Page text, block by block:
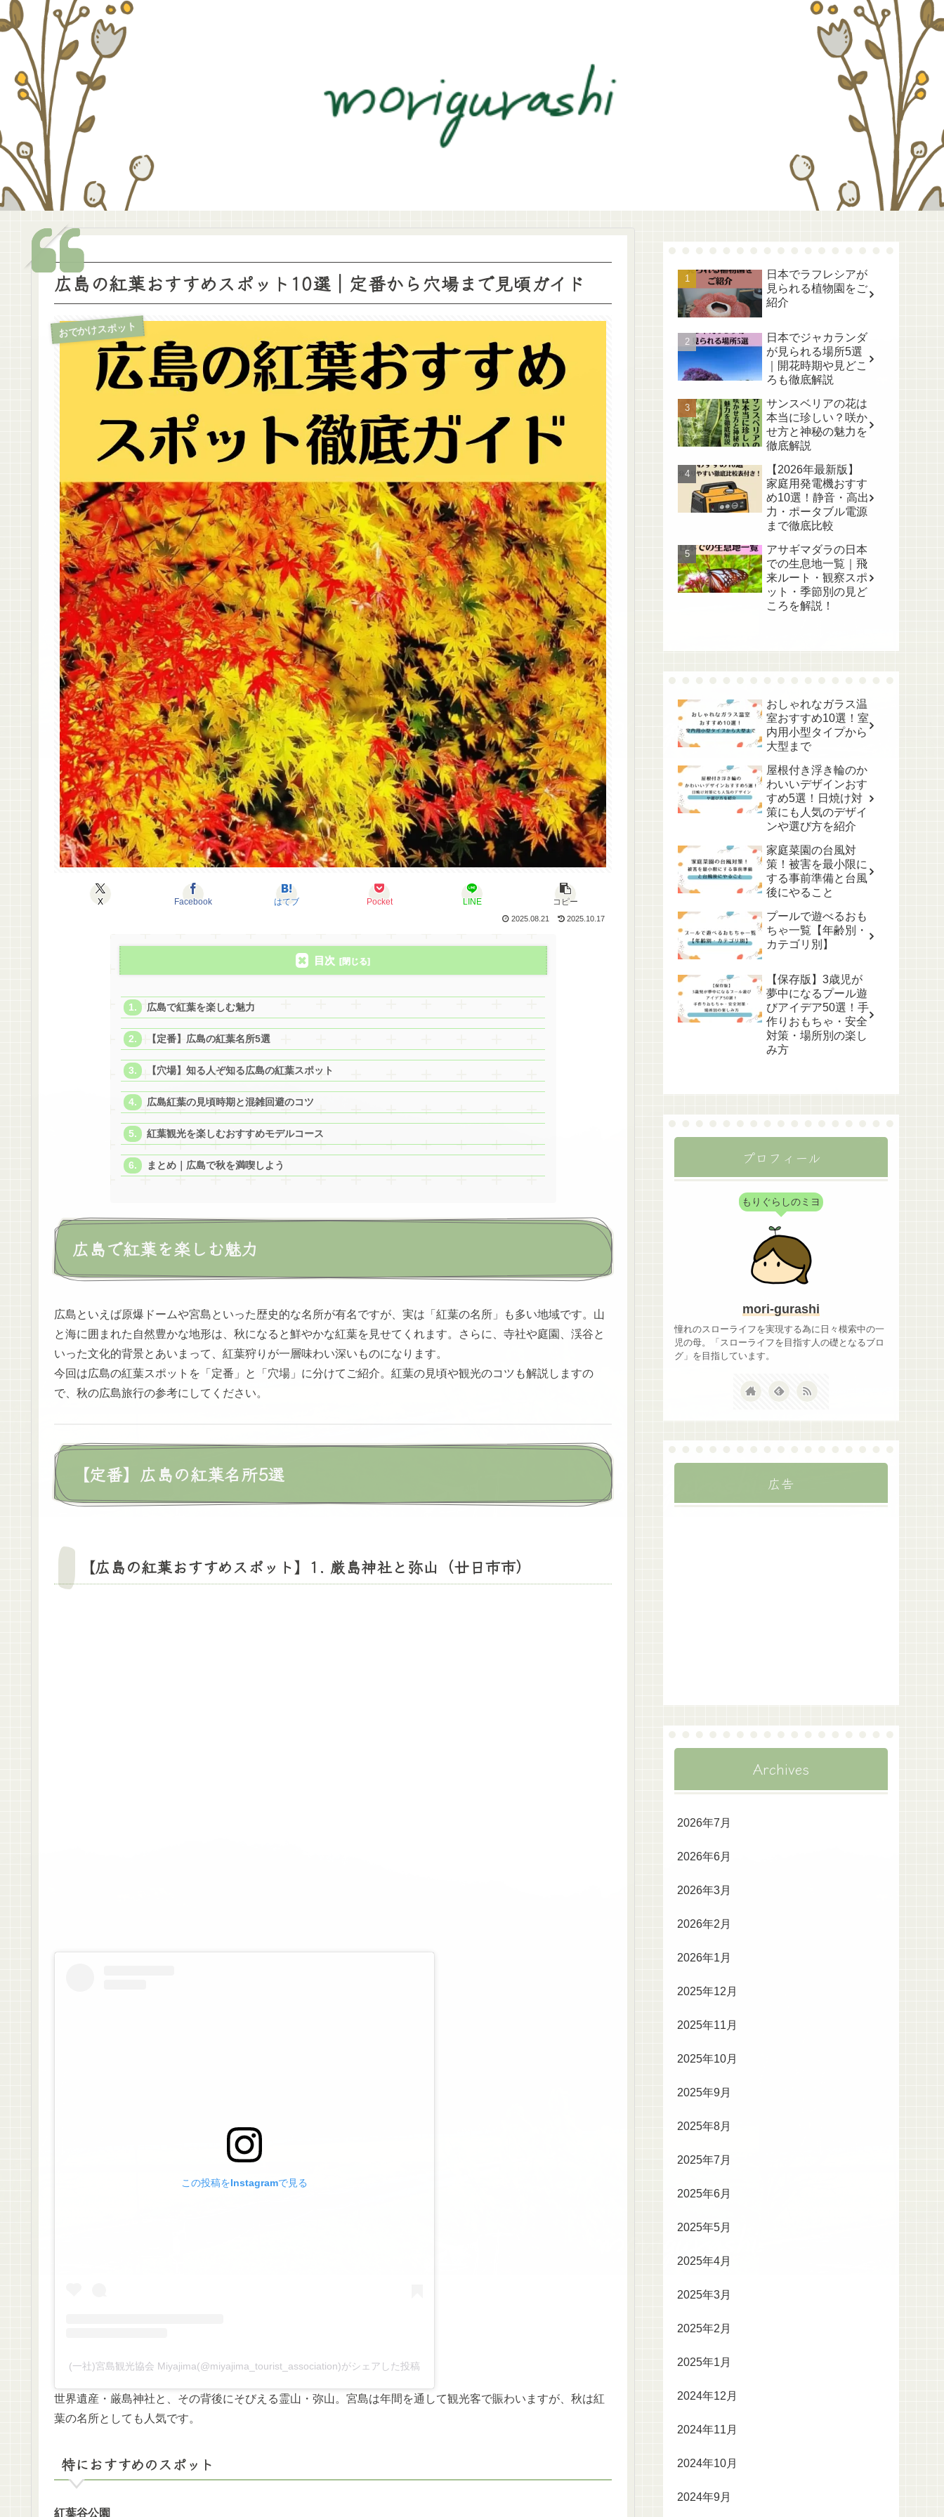
広島の紅葉おすすめスポット10選｜定番から穴場まで見頃ガイド
おでかけスポット
X Facebook はてブ Pocket LINE コピー
2025.08.21 2025.10.17
目次
広島で紅葉を楽しむ魅力
【定番】広島の紅葉名所5選
【穴場】知る人ぞ知る広島の紅葉スポット
広島紅葉の見頃時期と混雑回避のコツ
紅葉観光を楽しむおすすめモデルコース
まとめ｜広島で秋を満喫しよう
広島で紅葉を楽しむ魅力
広島といえば原爆ドームや宮島といった歴史的な名所が有名ですが、実は「紅葉の名所」も多い地域です。山
と海に囲まれた自然豊かな地形は、秋になると鮮やかな紅葉を見せてくれます。さらに、寺社や庭園、渓谷と
いった文化的背景とあいまって、紅葉狩りが一層味わい深いものになります。
今回は広島の紅葉スポットを「定番」と「穴場」に分けてご紹介。紅葉の見頃や観光のコツも解説しますの
で、秋の広島旅行の参考にしてください。
【定番】広島の紅葉名所5選
【広島の紅葉おすすめスポット】1. 厳島神社と弥山（廿日市市）
この投稿をInstagramで見る
(一社)宮島観光協会 Miyajima(@miyajima_tourist_association)がシェアした投稿
世界遺産・厳島神社と、その背後にそびえる霊山・弥山。宮島は年間を通して観光客で賑わいますが、秋は紅
葉の名所としても人気です。
特におすすめのスポット
紅葉谷公園
日本でラフレシアが
見られる植物園をご
紹介
日本でジャカランダ
が見られる場所5選
｜開花時期や見どこ
ろも徹底解説
サンスベリアの花は
本当に珍しい？咲か
せ方と神秘の魅力を
徹底解説
【2026年最新版】
家庭用発電機おすす
め10選！静音・高出
力・ポータブル電源
まで徹底比較
アサギマダラの日本
での生息地一覧｜飛
来ルート・観察スポ
ット・季節別の見ど
ころを解説！
おしゃれなガラス温
室おすすめ10選！室
内用小型タイプから
大型まで
屋根付き浮き輪のか
わいいデザインおす
すめ5選！日焼け対
策にも人気のデザイ
ンや選び方を紹介
家庭菜園の台風対
策！被害を最小限に
する事前準備と台風
後にやること
プールで遊べるおも
ちゃ一覧【年齢別・
カテゴリ別】
【保存版】3歳児が
夢中になるプール遊
びアイデア50選！手
作りおもちゃ・安全
対策・場所別の楽し
み方
プロフィール
もりぐらしのミヨ
mori-gurashi
憧れのスローライフを実現する為に日々模索中の一
児の母。「スローライフを目指す人の礎となるブロ
グ」を目指しています。
広告
Archives
2026年7月
2026年6月
2026年3月
2026年2月
2026年1月
2025年12月
2025年11月
2025年10月
2025年9月
2025年8月
2025年7月
2025年6月
2025年5月
2025年4月
2025年3月
2025年2月
2025年1月
2024年12月
2024年11月
2024年10月
2024年9月